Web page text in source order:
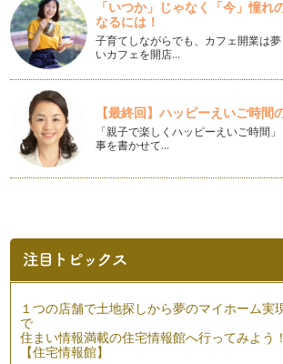
冬野菜を食べよう♪
みなさん、こんにちは！ アクティブ野菜
です。 いよいよ冬が始まりまし…
冬至とカボチャ
皆さん、こんにちは！ アクティブ野菜ソ
す。 立冬を過ぎ、肌寒い日…
調味料のひみつ
皆さん、こんにちは！ アクティブ野菜ソ
こんにちは！ アクティブ野菜ソムリエの
雨ごとに秋が近づいているの…
子どもと考えよう～食べ物の選び方～
こんにちは、アクティブ野菜ソムリエの岩
の花の香りが漂い、秋の訪れを感じま…
「いつか」じゃなく「今」憧れ
なるには！
子育てしながらでも、カフェ開業は
いカフェを開店…
【最終回】ハッピーえいご時間
「親子で楽しくハッピーえいご時間
事を書かせて…
１つの店舗で土地探しから夢のマイホーム実
で
住まい情報満載の住宅情報館へ行ってみよう！
【住宅情報館】